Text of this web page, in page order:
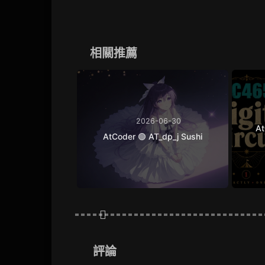
相關推薦
2026-06-30
AtCoder 🟢 AT_dp_j Sushi
評論